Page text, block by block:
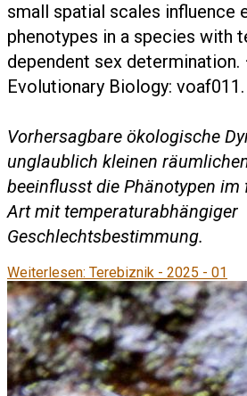
small spatial scales influence
phenotypes in a species with
dependent sex
Evolutionary Biology: voaf011.
Vorhersagbare ökologische
unglaublich kleinen
beeinflusst die Phänotypen im
Art mit temperaturabhängiger
Geschlechtsbestimmung.
Weiterlesen: Terebiznik - 2025 - 01